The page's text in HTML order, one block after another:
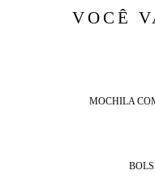
VOCÊ
MOCHILA